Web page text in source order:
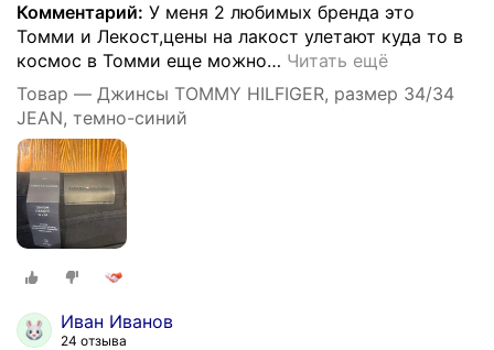
Комментарий: У меня 2 любимых бренда это
Томми и Лекост,цены на лакост улетают куда то в
космос в Томми еще можно… Читать ещё
Товар — Джинсы TOMMY HILFIGER, размер 34/34
JEAN, темно-синий
Иван Иванов
24 отзыва